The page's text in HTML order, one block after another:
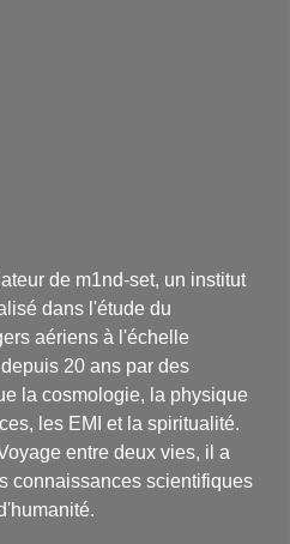
de m1nd-set, un institut
dans l'étude du
aériens à l'échelle
20 ans par des
la cosmologie, la physique
les EMI et la spiritualité.
entre deux vies, il a
connaissances scientifiques